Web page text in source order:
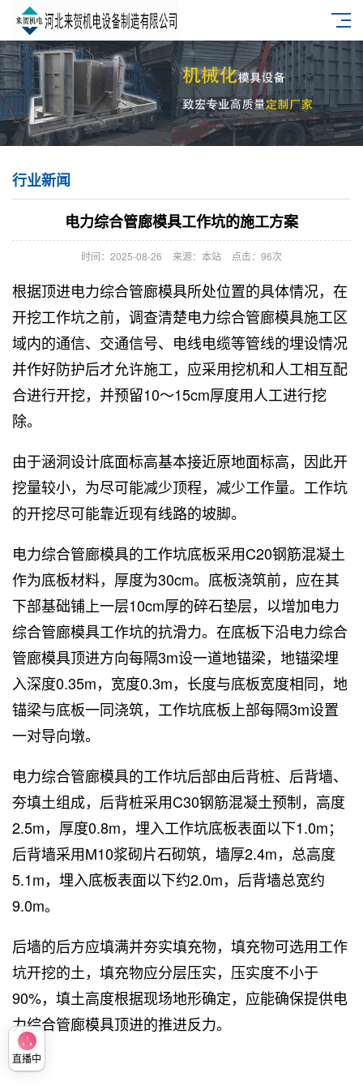
行业新闻
电力综合管廊模具工作坑的施工方案
时间：2025-08-26 来源：本站 点击：96次
根据顶进电力综合管廊模具所处位置的具体情况，在
开挖工作坑之前，调查清楚电力综合管廊模具施工区
域内的通信、交通信号、电线电缆等管线的埋设情况
并作好防护后才允许施工，应采用挖机和人工相互配
合进行开挖，并预留10～15cm厚度用人工进行挖
除。
由于涵洞设计底面标高基本接近原地面标高，因此开
挖量较小，为尽可能减少顶程，减少工作量。工作坑
的开挖尽可能靠近现有线路的坡脚。
电力综合管廊模具的工作坑底板采用C20钢筋混凝土
作为底板材料，厚度为30cm。底板浇筑前，应在其
下部基础铺上一层10cm厚的碎石垫层，以增加电力
综合管廊模具工作坑的抗滑力。在底板下沿电力综合
管廊模具顶进方向每隔3m设一道地锚梁，地锚梁埋
入深度0.35m，宽度0.3m，长度与底板宽度相同，地
锚梁与底板一同浇筑，工作坑底板上部每隔3m设置
一对导向墩。
电力综合管廊模具的工作坑后部由后背桩、后背墙、
夯填土组成，后背桩采用C30钢筋混凝土预制，高度
2.5m，厚度0.8m，埋入工作坑底板表面以下1.0m；
后背墙采用M10浆砌片石砌筑，墙厚2.4m，总高度
5.1m，埋入底板表面以下约2.0m，后背墙总宽约
9.0m。
后墙的后方应填满并夯实填充物，填充物可选用工作
坑开挖的土，填充物应分层压实，压实度不小于
90%，填土高度根据现场地形确定，应能确保提供电
力综合管廊模具顶进的推进反力。
直播中